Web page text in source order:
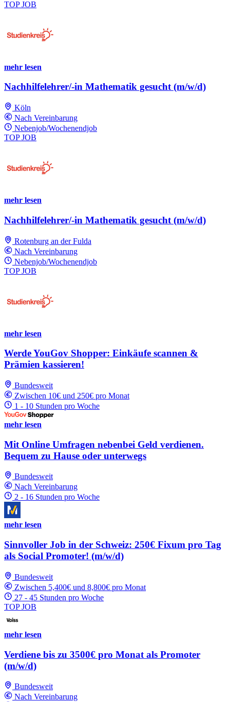
TOP JOB
mehr lesen
Nachhilfelehrer/-in Mathematik gesucht (m/w/d)
Köln
Nach Vereinbarung
Nebenjob/Wochenendjob
TOP JOB
mehr lesen
Nachhilfelehrer/-in Mathematik gesucht (m/w/d)
Rotenburg an der Fulda
Nach Vereinbarung
Nebenjob/Wochenendjob
TOP JOB
mehr lesen
Werde YouGov Shopper: Einkäufe scannen &
Prämien kassieren!
Bundesweit
Zwischen 10€ und 250€ pro Monat
1 - 10 Stunden pro Woche
mehr lesen
Mit Online Umfragen nebenbei Geld verdienen.
Bequem zu Hause oder unterwegs
Bundesweit
Nach Vereinbarung
2 - 16 Stunden pro Woche
mehr lesen
Sinnvoller Job in der Schweiz: 250€ Fixum pro Tag
als Social Promoter! (m/w/d)
Bundesweit
Zwischen 5,400€ und 8,800€ pro Monat
27 - 45 Stunden pro Woche
TOP JOB
mehr lesen
Verdiene bis zu 3500€ pro Monat als Promoter
(m/w/d)
Bundesweit
Nach Vereinbarung